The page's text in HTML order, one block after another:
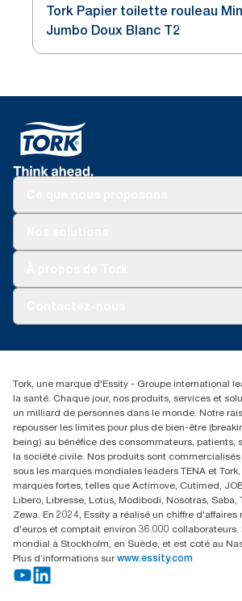
Tork Papier toilette rouleau
Jumbo Doux Blanc T2
Réclamation pour distributeurs
02 766 05 30
Essity Belgium NV
Berkenlaan 8B
1831 MACHELEN
Tork, une marque d'Essity - Groupe international
la santé. Chaque jour, nos produits, services et
un milliard de personnes dans le monde. Notre
repousser les limites pour plus de bien-être
being) au bénéfice des consommateurs, patients,
la société civile. Nos produits sont
sous les marques mondiales leaders TENA et
marques fortes, telles que Actimove, Cutimed,
Libero, Libresse, Lotus, Modibodi, Nosotras, Saba,
Zewa. En 2024, Essity a réalisé un chiffre
d'euros et comptait environ 36.000 collaborateurs.
mondial à Stockholm, en Suède, et est coté au
Plus d’informations sur www.essity.com